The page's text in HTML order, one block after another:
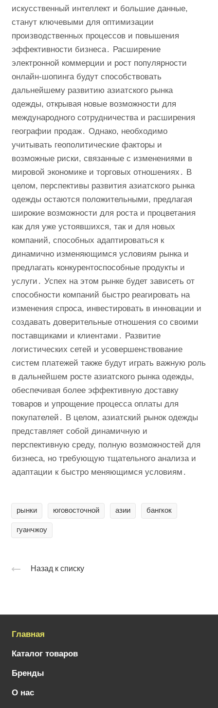
искусственный интеллект и большие данные,
станут ключевыми для оптимизации
производственных процессов и повышения
эффективности бизнеса․ Расширение
электронной коммерции и рост популярности
онлайн-шопинга будут способствовать
дальнейшему развитию азиатского рынка
одежды, открывая новые возможности для
международного сотрудничества и расширения
географии продаж․ Однако, необходимо
учитывать геополитические факторы и
возможные риски, связанные с изменениями в
мировой экономике и торговых отношениях․ В
целом, перспективы развития азиатского рынка
одежды остаются положительными, предлагая
широкие возможности для роста и процветания
как для уже устоявшихся, так и для новых
компаний, способных адаптироваться к
динамично изменяющимся условиям рынка и
предлагать конкурентоспособные продукты и
услуги․ Успех на этом рынке будет зависеть от
способности компаний быстро реагировать на
изменения спроса, инвестировать в инновации и
создавать доверительные отношения со своими
поставщиками и клиентами․ Развитие
логистических сетей и усовершенствование
систем платежей также будут играть важную роль
в дальнейшем росте азиатского рынка одежды,
обеспечивая более эффективную доставку
товаров и упрощение процесса оплаты для
покупателей․ В целом, азиатский рынок одежды
представляет собой динамичную и
перспективную среду, полную возможностей для
бизнеса, но требующую тщательного анализа и
адаптации к быстро меняющимся условиям․
рынки юговосточной азии бангкок
гуанчжоу
Назад к списку
Главная
Каталог товаров
Бренды
О нас